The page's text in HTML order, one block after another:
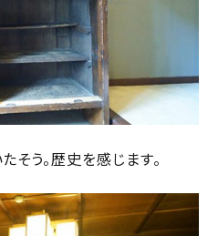
う。歴史を感じます。